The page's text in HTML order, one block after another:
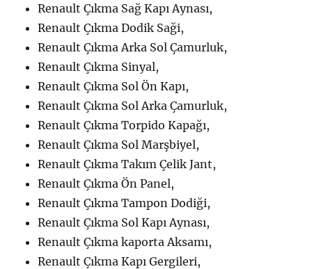
Renault Çıkma Sağ Kapı Aynası,
Renault Çıkma Dodik Saği,
Renault Çıkma Arka Sol Çamurluk,
Renault Çıkma Sinyal,
Renault Çıkma Sol Ön Kapı,
Renault Çıkma Sol Arka Çamurluk,
Renault Çıkma Torpido Kapağı,
Renault Çıkma Sol Marşbiyel,
Renault Çıkma Takım Çelik Jant,
Renault Çıkma Ön Panel,
Renault Çıkma Tampon Dodiği,
Renault Çıkma Sol Kapı Aynası,
Renault Çıkma kaporta Aksamı,
Renault Çıkma Kapı Gergileri,